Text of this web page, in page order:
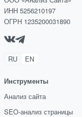
ИНН 5256210197
ОГРН 1235200031890
RU EN
Инструменты
Анализ сайта
SEO-анализ страницы